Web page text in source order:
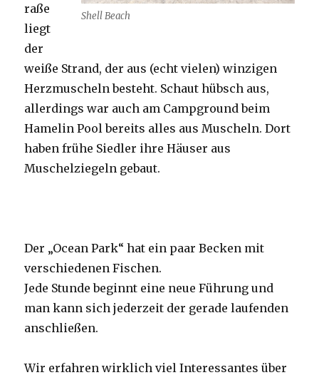
Shell Beach
raße
liegt
der
weiße Strand, der aus (echt vielen) winzigen
Herzmuscheln besteht. Schaut hübsch aus,
allerdings war auch am Campground beim
Hamelin Pool bereits alles aus Muscheln. Dort
haben frühe Siedler ihre Häuser aus
Muschelziegeln gebaut.
Der „Ocean Park“ hat ein paar Becken mit
verschiedenen Fischen.
Jede Stunde beginnt eine neue Führung und
man kann sich jederzeit der gerade laufenden
anschließen.
Wir erfahren wirklich viel Interessantes über